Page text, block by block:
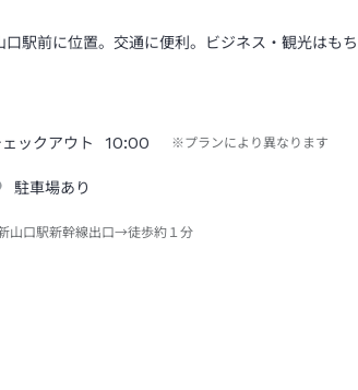
口駅前に位置。交通に便利。ビジネス・観光はも
ックアウト 10:00 ※プランにより異なります
駐車場あり
山口駅新幹線出口→徒歩約１分